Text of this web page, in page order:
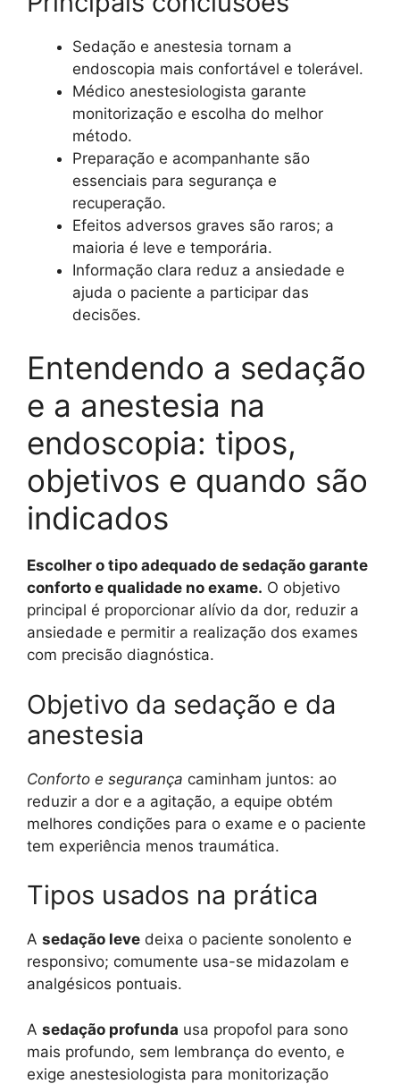
Sedação e anestesia tornam a
endoscopia mais confortável e tolerável.
Médico anestesiologista garante
monitorização e escolha do melhor
método.
Preparação e acompanhante são
essenciais para segurança e
recuperação.
Efeitos adversos graves são raros; a
maioria é leve e temporária.
Informação clara reduz a ansiedade e
ajuda o paciente a participar das
decisões.
Entendendo a sedação
e a anestesia na
endoscopia: tipos,
objetivos e quando são
indicados
Escolher o tipo adequado de sedação garante
conforto e qualidade no exame. O objetivo
principal é proporcionar alívio da dor, reduzir a
ansiedade e permitir a realização dos exames
com precisão diagnóstica.
Objetivo da sedação e da
anestesia
Conforto e segurança caminham juntos: ao
reduzir a dor e a agitação, a equipe obtém
melhores condições para o exame e o paciente
tem experiência menos traumática.
Tipos usados na prática
A sedação leve deixa o paciente sonolento e
responsivo; comumente usa-se midazolam e
analgésicos pontuais.
A sedação profunda usa propofol para sono
mais profundo, sem lembrança do evento, e
exige anestesiologista para monitorização